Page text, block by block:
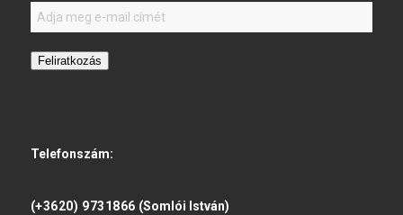
Feliratkozás
Telefonszám:
(+3620) 9731866 (Somlói István)